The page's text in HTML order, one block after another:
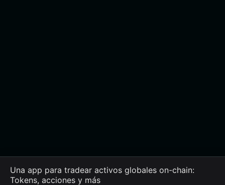
Una app para tradear activos globales on-chain:
Tokens, acciones y más